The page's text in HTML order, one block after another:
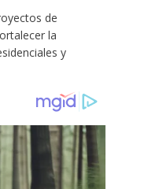
de
la
y